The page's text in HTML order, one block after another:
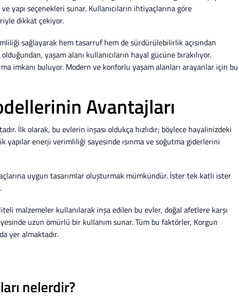
yapı seçenekleri sunar. Kullanıcıların ihtiyaçlarına göre
dikkat çekiyor.
sağlayarak hem tasarruf hem de sürdürülebilirlik açısından
yaşam alanı kullanıcıların hayal gücüne bırakılıyor.
imkanı buluyor. Modern ve konforlu yaşam alanları arayanlar için bu
Avantajları
İlk olarak, bu evlerin inşası oldukça hızlıdır; böylece hayalinizdeki
yapılar enerji verimliliği sayesinde ısınma ve soğutma giderlerini
uygun tasarımlar oluşturmak mümkündür. İster tek katlı ister
malzemeler kullanılarak inşa edilen bu evler, doğal afetlere karşı
uzun ömürlü bir kullanım sunar. Tüm bu faktörler, Korgun
yer almaktadır.
nelerdir?